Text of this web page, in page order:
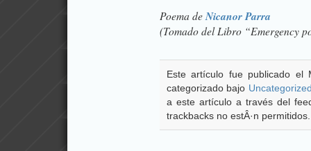
Poema deNicanor Parra
(Tomado del Libro “Emergency
Este artículo fue publicado
categorizado bajo
a este artículo a través del
trackbacks no estÂ·n permitidos.